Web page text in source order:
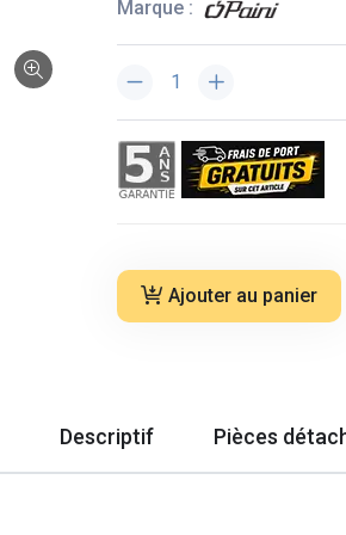
Marque :
Ajouter au panier
Descriptif Pièces